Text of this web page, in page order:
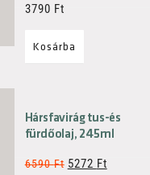
3790 Ft
Kosárba
Hársfavirág tus-és
fürdőolaj, 245ml
6590Ft 5272 Ft